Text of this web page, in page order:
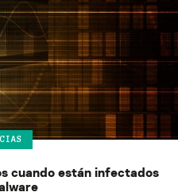
cuando están infectados